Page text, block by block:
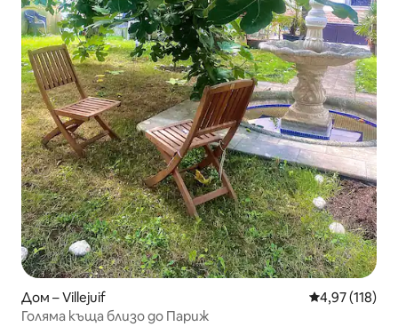
Дом – Villejuif Средна
4,97 (118)
Голяма къща близо до Париж